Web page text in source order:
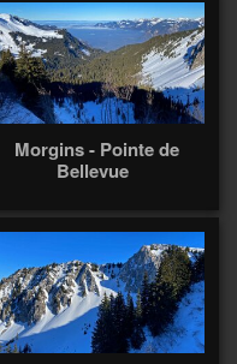
Morgins - Pointe de
Bellevue